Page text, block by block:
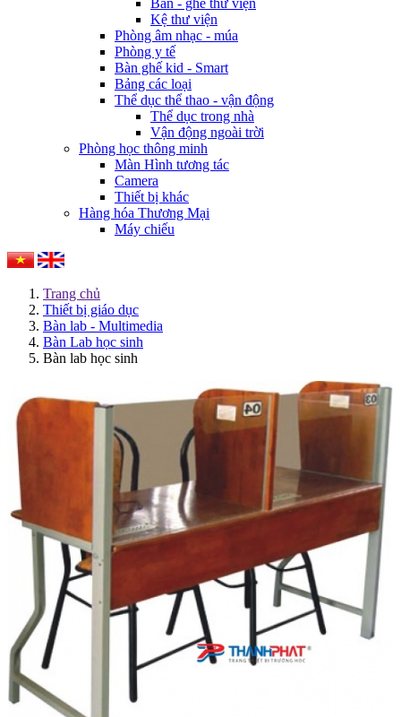
Bàn - ghế thư viện
Kệ thư viện
Phòng âm nhạc - múa
Phòng y tế
Bàn ghế kid - Smart
Bảng các loại
Thể dục thể thao - vận động
Thể dục trong nhà
Vận động ngoài trời
Phòng học thông minh
Màn Hình tương tác
Camera
Thiết bị khác
Hàng hóa Thương Mại
Máy chiếu
Trang chủ
Thiết bị giáo dục
Bàn lab - Multimedia
Bàn Lab học sinh
Bàn lab học sinh